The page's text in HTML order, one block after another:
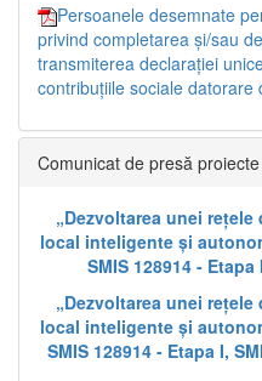
Persoanele desemnate
privind completarea și/sau
transmiterea declarației
contribuțiile sociale datorare
Comunicat de presă proiecte
„Dezvoltarea unei
local inteligente și
SMIS 128914 - Etapa
„Dezvoltarea unei
local inteligente și
SMIS 128914 - Etapa I,